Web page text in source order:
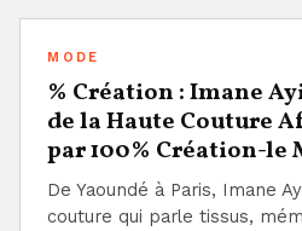
MODE
% Création : Imane
de la Haute Couture
par 100% Création-le
De Yaoundé à Paris, Imane
couture qui parle tissus,